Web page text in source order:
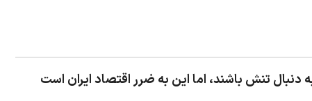
دنبال تنش باشند، اما این به ضرر اقتصاد ایران است